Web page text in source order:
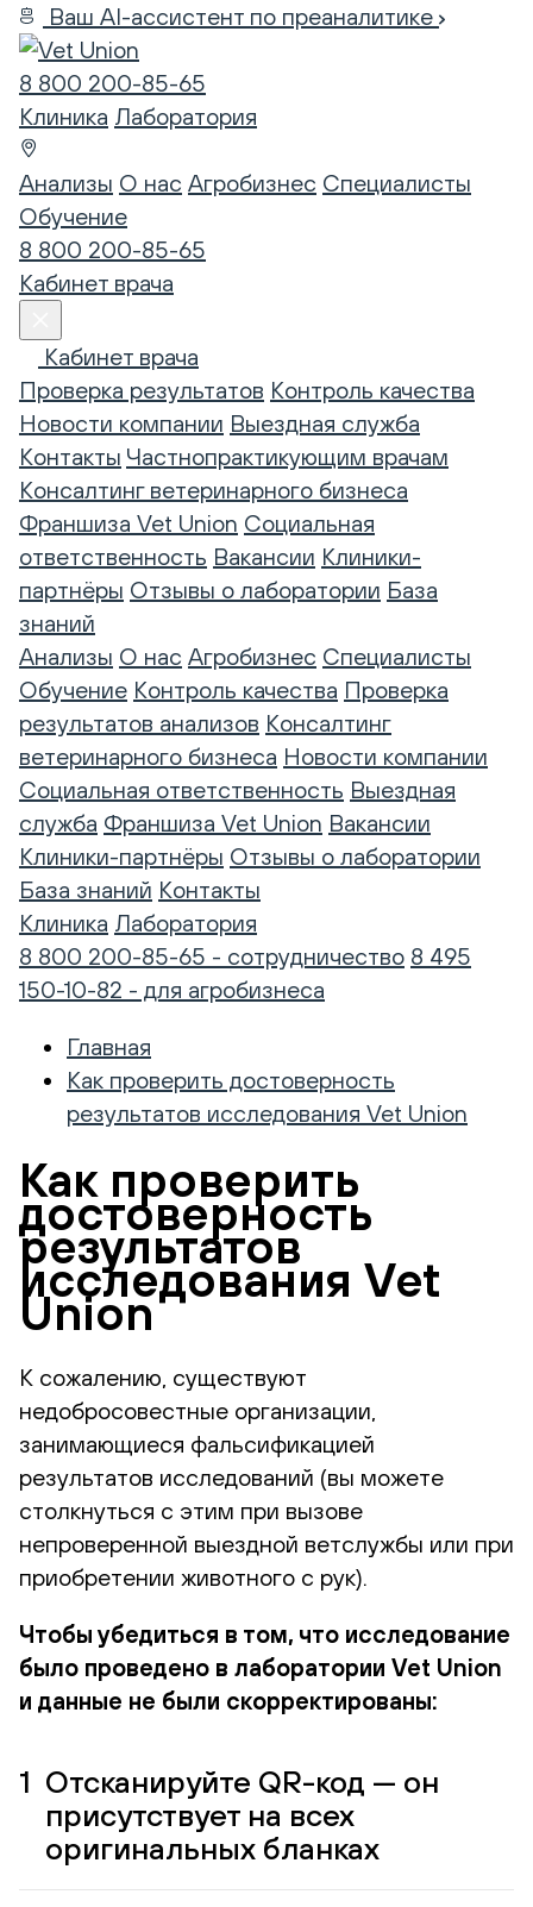
Ваш AI-ассистент по преаналитике
8 800 200-85-65
Клиника Лаборатория
Анализы О нас Агробизнес Специалисты
Обучение
8 800 200-85-65
Кабинет врача
Кабинет врача
Проверка результатов Контроль качества
Новости компании Выездная служба
Контакты Частнопрактикующим врачам
Консалтинг ветеринарного бизнеса
Франшиза Vet Union Социальная
ответственность Вакансии Клиники-
партнёры Отзывы о лаборатории База
знаний
Анализы О нас Агробизнес Специалисты
Обучение Контроль качества Проверка
результатов анализов Консалтинг
ветеринарного бизнеса Новости компании
Социальная ответственность Выездная
служба Франшиза Vet Union Вакансии
Клиники-партнёры Отзывы о лаборатории
База знаний Контакты
Клиника Лаборатория
8 800 200-85-65 - сотрудничество 8 495
150-10-82 - для агробизнеса
Главная
Как проверить достоверность
результатов исследования Vet Union
Как проверить
достоверность
результатов
исследования Vet
Union
К сожалению, существуют
недобросовестные организации,
занимающиеся фальсификацией
результатов исследований (вы можете
столкнуться с этим при вызове
непроверенной выездной ветслужбы или при
приобретении животного с рук).
Чтобы убедиться в том, что исследование
было проведено в лаборатории Vet Union
и данные не были скорректированы:
1 Отсканируйте QR-код — он
присутствует на всех
оригинальных бланках